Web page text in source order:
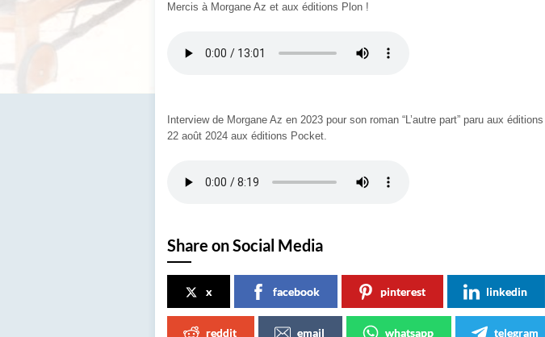
Mercis à Morgane Az et aux éditions Plon !
Interview de Morgane Az en 2023 pour son roman “L’autre part” paru aux
22 août 2024 aux éditions Pocket.
Share on Social Media
x facebook pinterest linkedin
reddit email whatsapp telegram